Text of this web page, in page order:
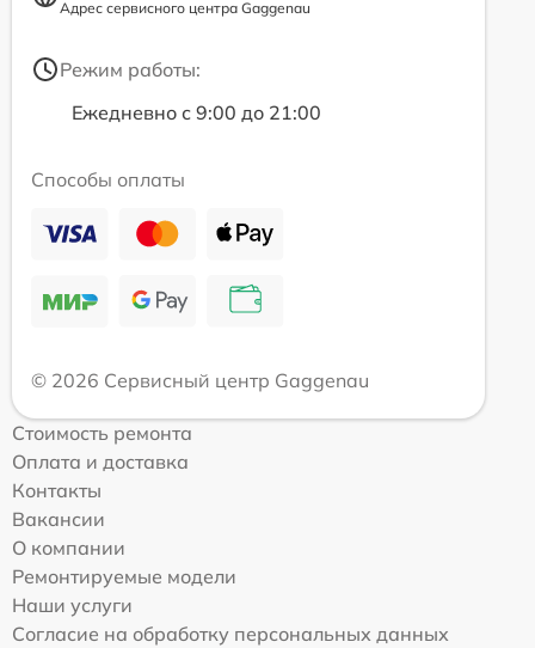
Адрес сервисного центра Gaggenau
Режим работы:
Ежедневно с 9:00 до 21:00
Способы оплаты
© 2026 Сервисный центр Gaggenau
Стоимость ремонта
Оплата и доставка
Контакты
Вакансии
О компании
Ремонтируемые модели
Наши услуги
Согласие на обработку персональных данных